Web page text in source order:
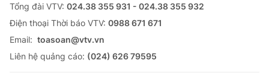
Tổng đài VTV: 024.38 355 931 - 024.38 355 932
Ðiện thoại Thời báo VTV: 0988 671 671
Email: toasoan@vtv.vn
Liên hệ quảng cáo: (024) 626 79595